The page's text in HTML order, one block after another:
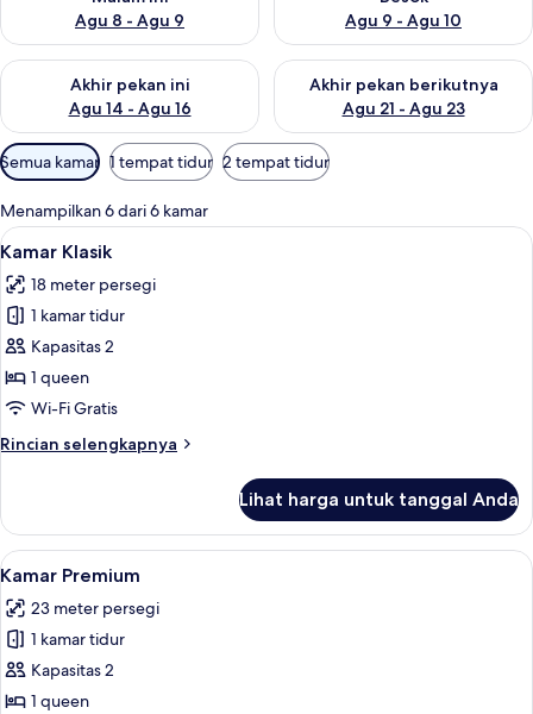
Agu 8 - Agu 9
Agu 9 - Agu 10
Akhir pekan ini
Agu 14 - Agu 16
Periksa ketersediaan untuk akhir pekan ini Agu 14 - Agu 16
Akhir pekan berikutnya
Agu 21 - Agu 23
Periksa ketersediaan untuk
Filter
tersedia
untuk
kamar
Semua kamar 1 tempat tidur 2 tempat tidur
Menampilkan 6 dari 6 kamar
Lihat
semua
foto
untuk
Kamar
Klasik
Seprai premium, selimut bulu angsa,
9
Kamar Klasik
18 meter persegi
1 kamar tidur
Kapasitas 2
1 queen
Wi-Fi Gratis
Rincian selengkapnya
Rincian
Kamar
Klasik
Lihat harga untuk tanggal Anda
Lihat
semua
foto
untuk
Kamar
Premium
Seprai premium, selimut bulu angsa,
6
Kamar Premium
23 meter persegi
1 kamar tidur
Kapasitas 2
1 queen